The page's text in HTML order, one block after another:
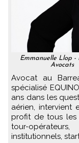
Emmanuelle Llop -
Avocats
Avocat au Barreau de Paris, fondatrice du cabinet
spécialisé
ans dans les
aérien, intervient
profit de tous les
tour-
institutionnels,